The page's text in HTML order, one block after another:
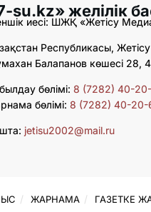
su.kz» желілік
иесі: ШЖҚ «Жетісу
Республикасы,
Балапанов көшесі 28,
бөлімі: 8 (7282) 40-
бөлімі: 8 (7282) 40-20-
jetisu2002@mail.ru
ЖАРНАМА ГАЗЕТКЕ